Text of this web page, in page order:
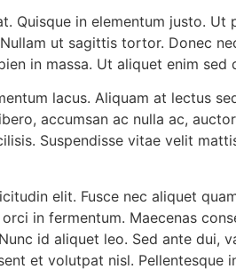
Quisque in elementum justo.
ut sagittis tortor. Donec
in massa. Ut aliquet enim
lacus. Aliquam at lectus
accumsan ac nulla ac,
Suspendisse vitae velit
elit. Fusce nec aliquet
in fermentum. Maecenas
id aliquet leo. Sed ante dui,
et volutpat nisl.